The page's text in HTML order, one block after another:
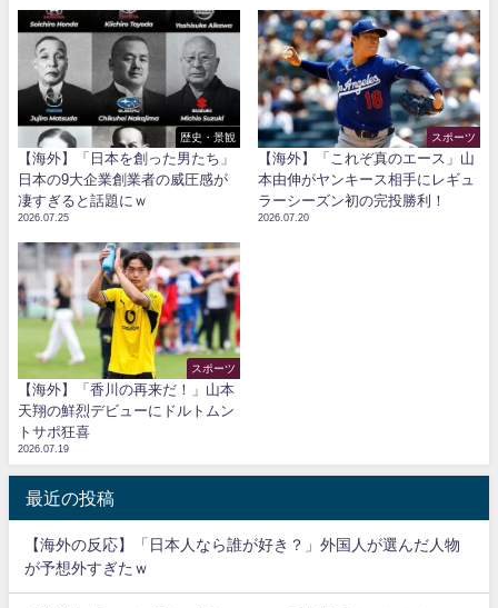
歴史・景観
【海外】「日本を創った男たち」
日本の9大企業創業者の威圧感が
凄すぎると話題にｗ
2026.07.25
スポーツ
【海外】「これぞ真のエース」山
本由伸がヤンキース相手にレギュ
ラーシーズン初の完投勝利！
2026.07.20
スポーツ
【海外】「香川の再来だ！」山本
天翔の鮮烈デビューにドルトムン
トサポ狂喜
2026.07.19
最近の投稿
【海外の反応】「日本人なら誰が好き？」外国人が選んだ人物
が予想外すぎたｗ